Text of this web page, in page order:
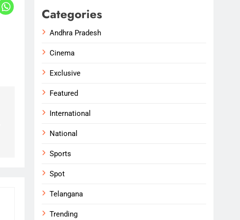
Categories
Andhra Pradesh
Cinema
Exclusive
Featured
International
National
Sports
Spot
Telangana
Trending